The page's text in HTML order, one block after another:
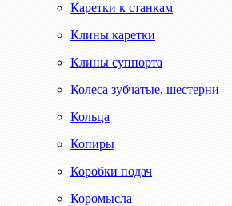
Каретки к станкам
Клины каретки
Клины суппорта
Колеса зубчатые, шестерни
Кольца
Копиры
Коробки подач
Коромысла